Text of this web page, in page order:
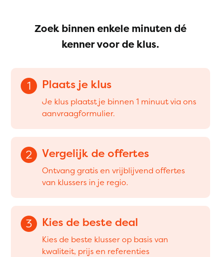
Zoek binnen enkele minuten dé
kenner voor de klus.
1 Plaats je klus
Je klus plaatst je binnen 1 minuut via ons
aanvraagformulier.
2 Vergelijk de offertes
Ontvang gratis en vrijblijvend offertes
van klussers in je regio.
3 Kies de beste deal
Kies de beste klusser op basis van
kwaliteit, prijs en referenties